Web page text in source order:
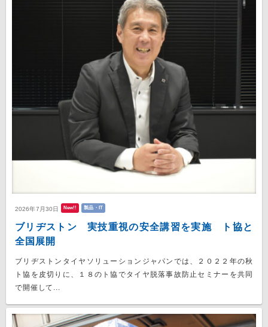
2026年7月30日 New!! 製品・IT
ブリヂストン 実技重視の安全講習を実施 ト協と
全国展開
ブリヂストンタイヤソリューションジャパンでは、２０２２年の秋
ト協を皮切りに、１８のト協でタイヤ脱落事故防止セミナーを共同
で開催して...